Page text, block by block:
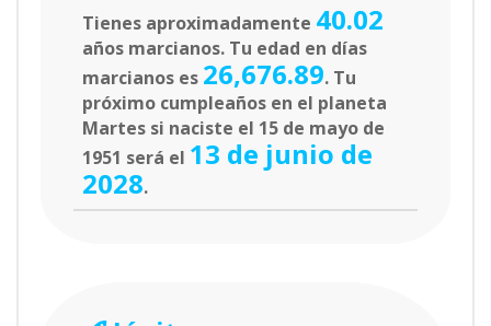
Tienes aproximadamente 40.02
años marcianos. Tu edad en días
marcianos es 26,676.89. Tu
próximo cumpleaños en el planeta
Martes si naciste el 15 de mayo de
1951 será el 13 de junio de
2028.